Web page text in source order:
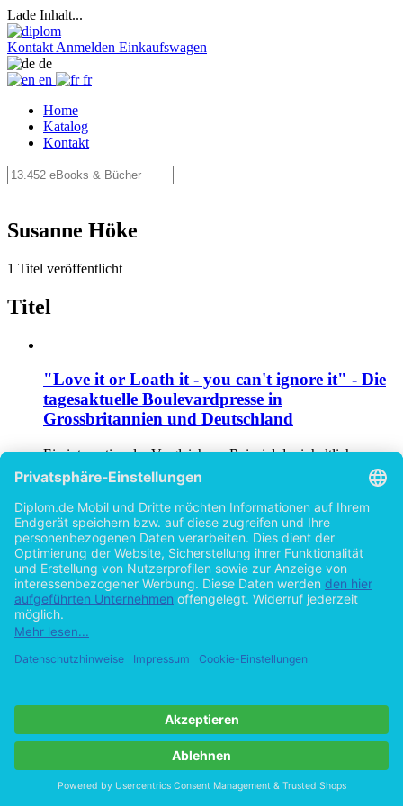
Lade Inhalt...
Kontakt Anmelden Einkaufswagen
de
en
fr
Home
Katalog
Kontakt
Susanne Höke
1 Titel veröffentlicht
Titel
"Love it or Loath it - you can't ignore it" - Die
tagesaktuelle Boulevardpresse in
Grossbritannien und Deutschland
Ein internationaler Vergleich am Beispiel der inhaltlichen
Struktur und Ansprechhaltung von "The Sun" und "Bild"
vonSusanne Höke (Autor:in)
©2004 Diplomarbeit 438 Seiten
Hilfe/FAQ
Impressum
Datenschutz
AGB
Vertrag widerrufen
Zur Desktop-Version
byOpen Publishing